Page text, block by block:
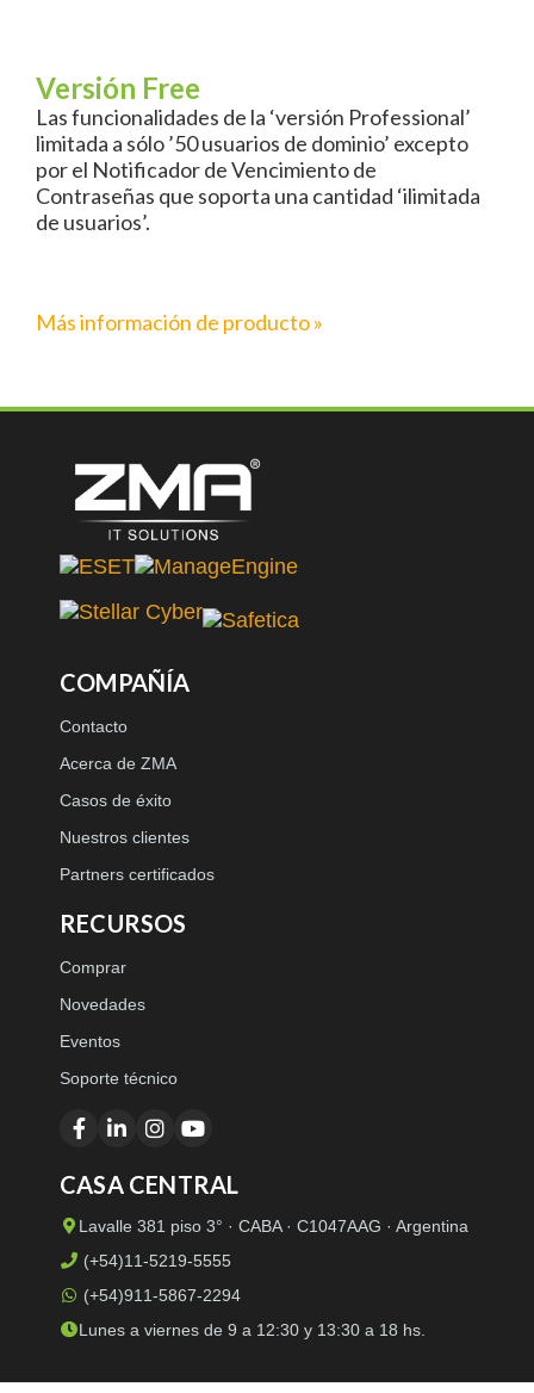
Versión Free
Las funcionalidades de la ‘versión Professional’
limitada a sólo ’50 usuarios de dominio’ excepto
por el Notificador de Vencimiento de
Contraseñas que soporta una cantidad ‘ilimitada
de usuarios’.
Más información de producto »
COMPAÑÍA
Contacto
Acerca de ZMA
Casos de éxito
Nuestros clientes
Partners certificados
RECURSOS
Comprar
Novedades
Eventos
Soporte técnico
CASA CENTRAL
Lavalle 381 piso 3° · CABA · C1047AAG · Argentina
(+54)11-5219-5555
(+54)911-5867-2294
Lunes a viernes de 9 a 12:30 y 13:30 a 18 hs.